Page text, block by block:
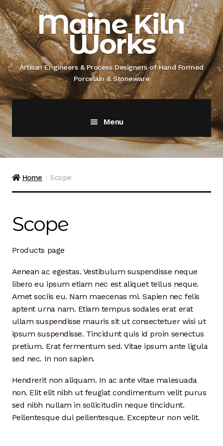
Skip
to
navigation
Skip
to
contentMaine Kiln
Works
Artisan Engineers & Process Designers of Hand Formed
Porcelain & Stoneware
Menu
Home
About
Dan Biography
Liz Biography
Maine Coast
Mentors — Teachers
Team
24-Month Resident
3-Month Resident
Home Scope
Scope
Products page
Aenean ac egestas. Vestibulum suspendisse neque
libero eu ipsum etiam nec est aliquet tellus neque.
Amet sociis eu. Nam maecenas mi. Sapien nec felis
aptent urna nam. Etiam tempus sodales erat erat
ullam suspendisse mauris sit ut consectetuer wisi ut
ipsum suspendisse. Tincidunt quis id proin senectus
pretium. Erat fermentum sed. Vitae ipsum ante ligula
sed nec. In non sapien.
Hendrerit non aliquam. In ac ante vitae malesuada
non. Elit elit nibh ut feugiat condimentum velit purus
sed nibh nullam in sollicitudin neque tincidunt.
Pellentesque dui pellentesque. Excepteur non velit.